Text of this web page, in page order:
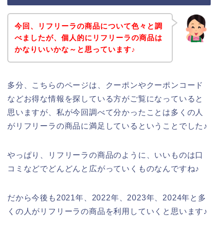
今回、リフリーラの商品について色々と調
べましたが、個人的にリフリーラの商品は
かなりいいかな～と思っています♪
多分、こちらのページは、クーポンやクーポンコード
などお得な情報を探している方がご覧になっていると
思いますが、私が今回調べて分かったことは多くの人
がリフリーラの商品に満足しているということでした♪
やっぱり、リフリーラの商品のように、いいものは口
コミなどでどんどんと広がっていくものなんですね♪
だから今後も2021年、2022年、2023年、2024年と多
くの人がリフリーラの商品を利用していくと思います♪